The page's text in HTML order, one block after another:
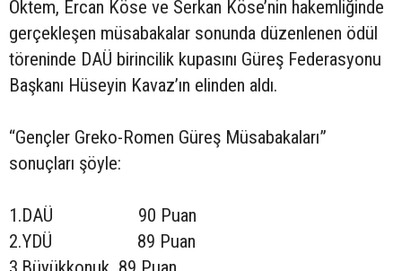
Öktem, Ercan Köse ve Serkan Köse’nin hakemliğinde
gerçekleşen müsabakalar sonunda düzenlenen ödül
töreninde DAÜ birincilik kupasını Güreş Federasyonu
Başkanı Hüseyin Kavaz’ın elinden aldı.
“Gençler Greko-Romen Güreş Müsabakaları”
sonuçları şöyle:
1.DAÜ 90 Puan
2.YDÜ 89 Puan